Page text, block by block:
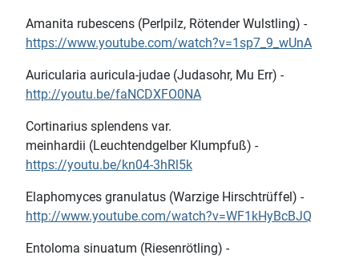
Amanita rubescens (Perlpilz, Rötender Wulstling) -
https://www.youtube.com/watch?v=1sp7_9_wUnA
Auricularia auricula-judae (Judasohr, Mu Err) -
http://youtu.be/faNCDXFO0NA
Cortinarius splendens var.
meinhardii (Leuchtendgelber Klumpfuß) -
https://youtu.be/kn04-3hRl5k
Elaphomyces granulatus (Warzige Hirschtrüffel) -
http://www.youtube.com/watch?v=WF1kHyBcBJQ
Entoloma sinuatum (Riesenrötling) -